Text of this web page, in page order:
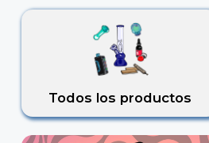
Todos los productos